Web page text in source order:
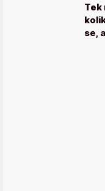
Tek
se,